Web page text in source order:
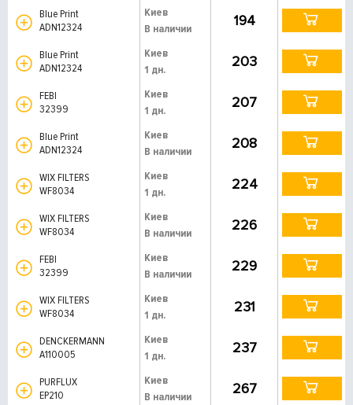
Blue Print
ADN12324
Киев
В наличии
194
Blue Print
ADN12324
Киев
1 дн.
203
FEBI
32399
Киев
1 дн.
207
Blue Print
ADN12324
Киев
В наличии
208
WIX FILTERS
WF8034
Киев
1 дн.
224
WIX FILTERS
WF8034
Киев
В наличии
226
FEBI
32399
Киев
В наличии
229
WIX FILTERS
WF8034
Киев
1 дн.
231
DENCKERMANN
A110005
Киев
1 дн.
237
PURFLUX
EP210
Киев
В наличии
267